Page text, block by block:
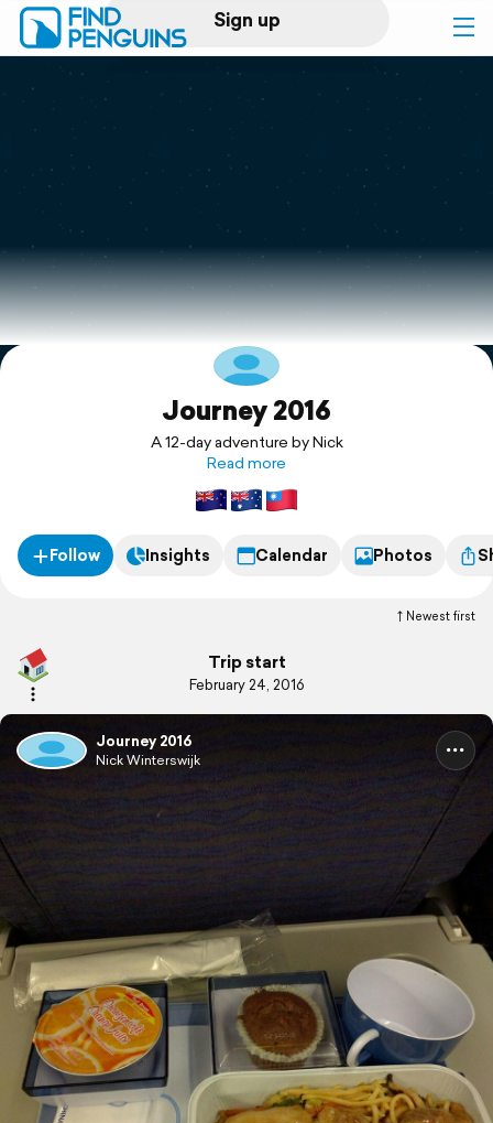
Sign up
Log in
Print a book
Flyover video
Explore
Journey 2016
A 12-day adventure by Nick
Read more
Follow Insights Calendar Photos
Newest first
Trip start
February 24, 2016
Journey 2016
Nick Winterswijk